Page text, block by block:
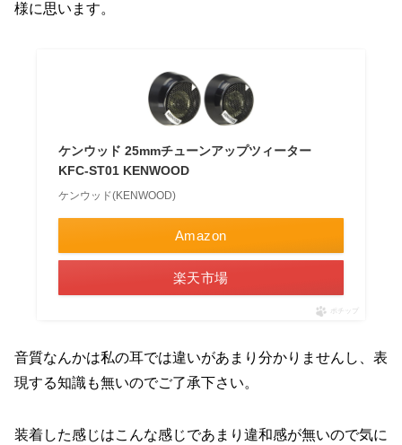
様に思います。
ケンウッド 25mmチューンアップツィーター
KFC-ST01 KENWOOD
ケンウッド(KENWOOD)
Amazon
楽天市場
ポチップ
音質なんかは私の耳では違いがあまり分かりませんし、表
現する知識も無いのでご了承下さい。
装着した感じはこんな感じであまり違和感が無いので気に